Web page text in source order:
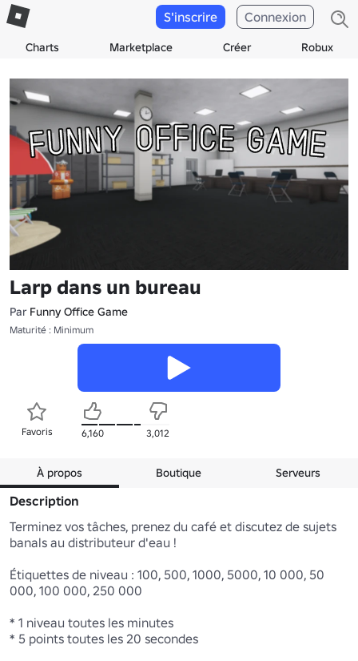
Charts Marketplace Créer Robux
S'inscrire Connexion
Larp dans un bureau
Par Funny Office Game
Maturité : Minimum
Favoris 6,160 3,012
À propos Boutique Serveurs
Description
Terminez vos tâches, prenez du café et discutez de sujets
banals au distributeur d'eau !
Étiquettes de niveau : 100, 500, 1000, 5000, 10 000, 50
000, 100 000, 250 000
* 1 niveau toutes les minutes
* 5 points toutes les 20 secondes